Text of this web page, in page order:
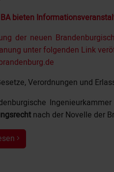
bieten
der neuen
unter folgenden Link
Verordnungen und
nach der Novelle der